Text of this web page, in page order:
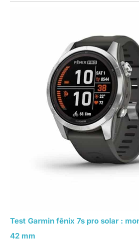
Test Garmin fēnix 7s pro solar :
42 mm